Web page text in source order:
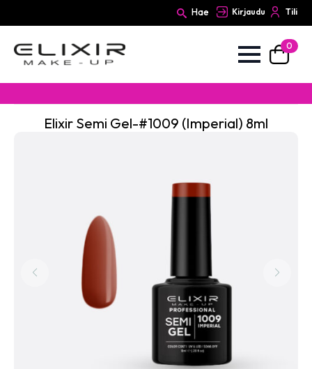
Hae Kirjaudu Tili
0
Elixir Semi Gel-#1009 (Imperial) 8ml